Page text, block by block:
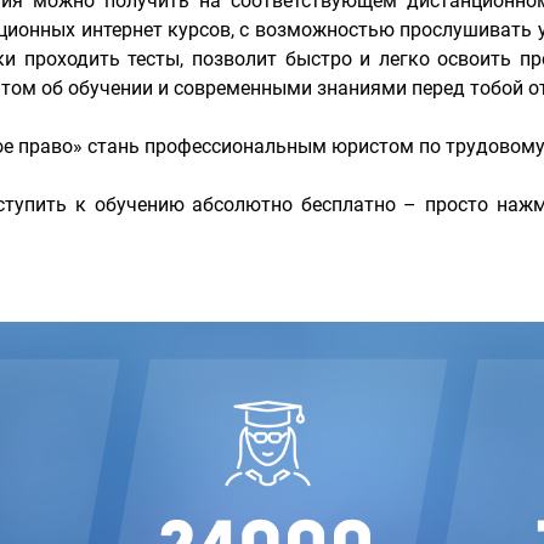
интернет курсов, с возможностью прослушивать
проходить тесты, позволит быстро и легко освоить
об обучении и современными знаниями перед тобой
право» стань профессиональным юристом по
к обучению абсолютно бесплатно – просто